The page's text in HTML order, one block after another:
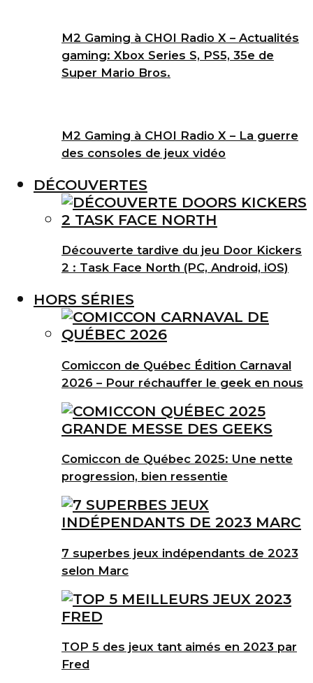
M2 Gaming à CHOI Radio X – Actualités
gaming: Xbox Series S, PS5, 35e de
Super Mario Bros.
M2 Gaming à CHOI Radio X – La guerre
des consoles de jeux vidéo
DÉCOUVERTES
Découverte tardive du jeu Door Kickers
2 : Task Face North (PC, Android, iOS)
HORS SÉRIES
Comiccon de Québec Édition Carnaval
2026 – Pour réchauffer le geek en nous
Comiccon de Québec 2025: Une nette
progression, bien ressentie
7 superbes jeux indépendants de 2023
selon Marc
TOP 5 des jeux tant aimés en 2023 par
Fred